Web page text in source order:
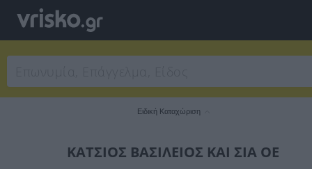
Ειδική Καταχώριση
ΚΑΤΣΙΟΣ ΒΑΣΙΛΕΙΟΣ ΚΑΙ ΣΙΑ ΟΕ